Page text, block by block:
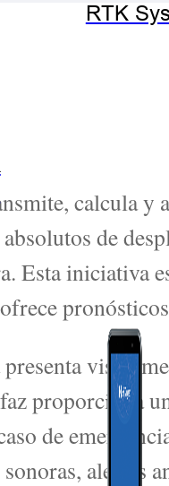
RTK
calcula y
de
Esta iniciativa
proporciona
de
alertas